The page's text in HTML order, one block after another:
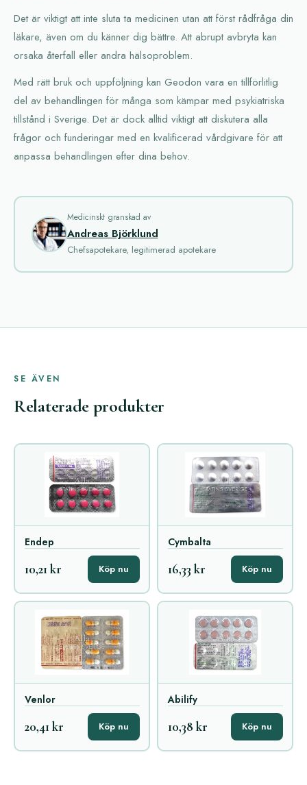
Det är viktigt att inte sluta ta medicinen utan att först rådfråga din
läkare, även om du känner dig bättre. Att abrupt avbryta kan
orsaka återfall eller andra hälsoproblem.
Med rätt bruk och uppföljning kan Geodon vara en tillförlitlig
del av behandlingen för många som kämpar med psykiatriska
tillstånd i Sverige. Det är dock alltid viktigt att diskutera alla
frågor och funderingar med en kvalificerad vårdgivare för att
anpassa behandlingen efter dina behov.
Medicinskt granskad av
Andreas Björklund
Chefsapotekare, legitimerad apotekare
SE ÄVEN
Relaterade produkter
Endep
10,21 kr Köp nu
Cymbalta
16,33 kr Köp nu
Venlor
20,41 kr Köp nu
Abilify
10,38 kr Köp nu